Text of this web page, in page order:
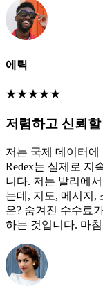
에릭
★★★★★
저렴하고 신뢰
저는 국제 데이터
Redex는 실제로 지
니다. 저는 발리에
는데, 지도, 메시지,
은? 숨겨진 수수료
하는 것입니다. 마